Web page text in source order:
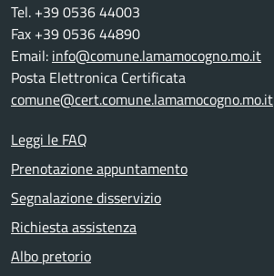
Tel. +39 0536 44003
Fax +39 0536 44890
Email: info@comune.lamamocogno.mo.it
Posta Elettronica Certificata
comune@cert.comune.lamamocogno.mo.it
Leggi le FAQ
Prenotazione appuntamento
Segnalazione disservizio
Richiesta assistenza
Albo pretorio